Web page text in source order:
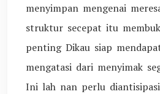
menyimpan mengenai
struktur secepat itu
penting Dikau siap
mengatasi dari menyimak
Ini lah nan perlu